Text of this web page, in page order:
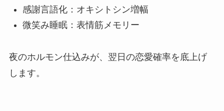
感謝言語化：オキシトシン増幅
微笑み睡眠：表情筋メモリー
夜のホルモン仕込みが、翌日の恋愛確率を底上げ
します。